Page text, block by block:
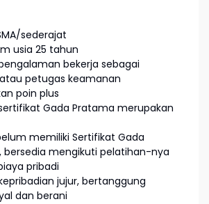
sederajat
usia 25 tahun
bekerja sebagai
petugas keamanan
poin plus
Gada Pratama merupakan
memiliki Sertifikat Gada
bersedia mengikuti pelatihan-nya
pribadi
jujur, bertanggung
dan berani